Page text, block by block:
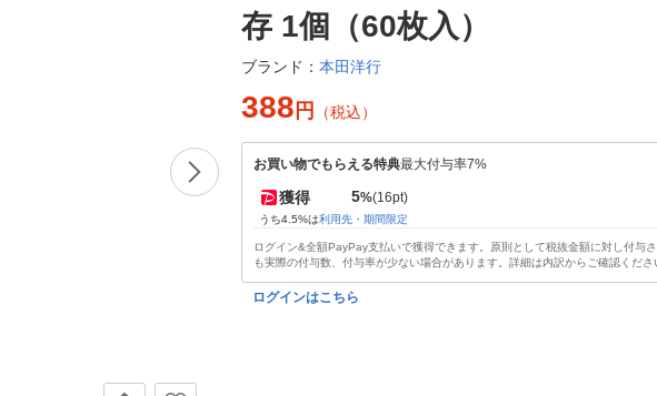
存 1個（60枚入）
ブランド： 本田洋行
388 円 （税込）
お買い物でもらえる特典最大付与率7%
獲得 5%(16pt)
うち4.5%は利用先・期間限定
ログイン&全額PayPay支払いで獲得できます。原則として税抜金額に対し付与
も実際の付与数、付与率が少ない場合があります。詳細は内訳からご確認くださ
ログインはこちら